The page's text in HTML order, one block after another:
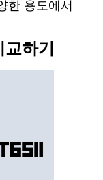
한 용도에서
하기